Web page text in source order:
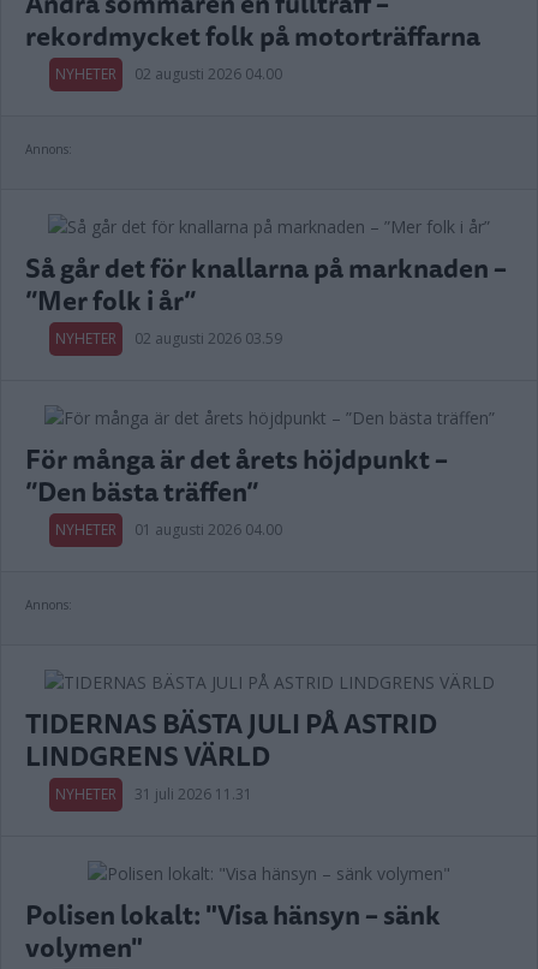
rekordmycket folk på motorträffarna
NYHETER 02 augusti 2026 04.00
Annons:
Så går det för knallarna på marknaden –
”Mer folk i år”
NYHETER 02 augusti 2026 03.59
För många är det årets höjdpunkt –
”Den bästa träffen”
NYHETER 01 augusti 2026 04.00
Annons:
TIDERNAS BÄSTA JULI PÅ ASTRID
LINDGRENS VÄRLD
NYHETER 31 juli 2026 11.31
Polisen lokalt: "Visa hänsyn – sänk
volymen"